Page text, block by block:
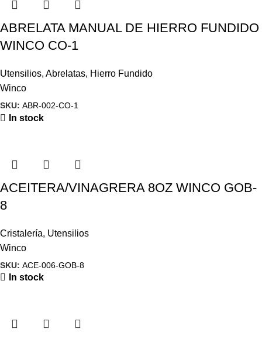
ABRELATA MANUAL DE HIERRO FUNDIDO
WINCO CO-1
Utensilios, Abrelatas, Hierro Fundido
Winco
SKU: ABR-002-CO-1
In stock
ACEITERA/VINAGRERA 8OZ WINCO GOB-
8
Cristalería, Utensilios
Winco
SKU: ACE-006-GOB-8
In stock